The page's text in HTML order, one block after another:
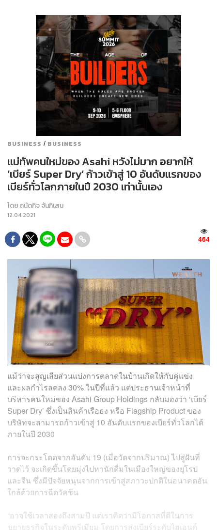
BUSINESS / BUSINESS
แม่ทัพคนใหม่ของ Asahi หวังไม่มาก อยากให้
‘เบียร์ Super Dry’ ก้าวเข้าสู่ 10 อันดับแรกของ
เบียร์ทั่วโลกภายในปี 2030 เท่านั้นเอง
โดยถนัดกิจ จันกิเสน
12.04.2021
464
แม้ว่าจะสูญเสียส่วนแบ่งการตลาดในบ้านเกิดให้กับคู่แข่ง
และผลกำไรลดลง 30% ในปีที่แล้ว แต่ประธานเจ้าหน้าที่
บริหารคนใหม่ของ Asahi Group Holdings กลับมองว่า ‘เบียร์
Super Dry’ ซึ่งเป็นสินค้าเรือธง หรือ Flagship Product ของ
บริษัทจะสามารถก้าวเข้าสู่ 10 อันดับแรกของเบียร์ทั่วโลกได้
ภายในปี 2030
การจะกระโดดจากอันดับ 19 (เมื่อวัดจากปริมาณ) ไปสู่ฝันที่
วาดไว้ จะเกิดขึ้นโดยมุ่งไปหานักดื่มในเมืองใหญ่ของยุโรป
และจีน ซึ่งมีปัจจัยหนุนจากการเข้าสู่สภาวะปกติในอนาคตอัน
ใกล้ด้วยการฉีดวัคซีน
“อาจใช้เวลาสองถึงสามปี แต่เราคิดว่ามีโอกาสที่ดีในการ
ขยายธุรกิจในระดับพรีเมียม โดยการส่งเบียร์ระดับไฮเอนด์